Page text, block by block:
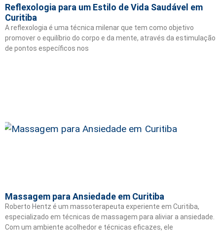
Reflexologia para um Estilo de Vida Saudável em
Curitiba
A reflexologia é uma técnica milenar que tem como objetivo
promover o equilíbrio do corpo e da mente, através da estimulação
de pontos específicos nos
Massagem para Ansiedade em Curitiba
Roberto Hentz é um massoterapeuta experiente em Curitiba,
especializado em técnicas de massagem para aliviar a ansiedade.
Com um ambiente acolhedor e técnicas eficazes, ele